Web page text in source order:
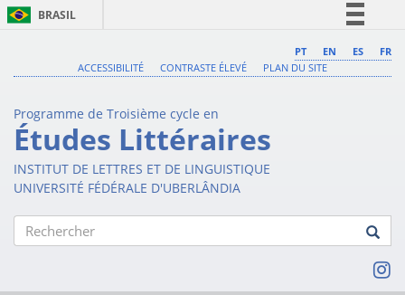
BRASIL
Comunica BR
Legislação
PT EN ES
FR
ACCESSIBILITÉ
CONTRASTE ÉLEVÉ PLAN DU SITE
Programme de Troisième cycle en
Études Littéraires
INSTITUT DE LETTRES ET DE LINGUISTIQUE
UNIVERSITÉ FÉDÉRALE D'UBERLÂNDIA